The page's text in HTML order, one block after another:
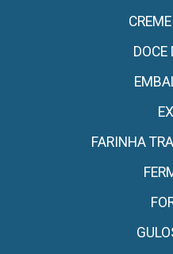
DOCE
FARINHA